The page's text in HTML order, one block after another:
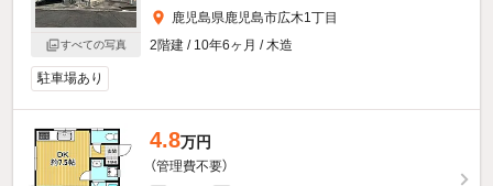
すべての写真
鹿児島県鹿児島市広木1丁目
2階建 / 10年6ヶ月 / 木造
駐車場あり
4.8万円
（管理費不要）